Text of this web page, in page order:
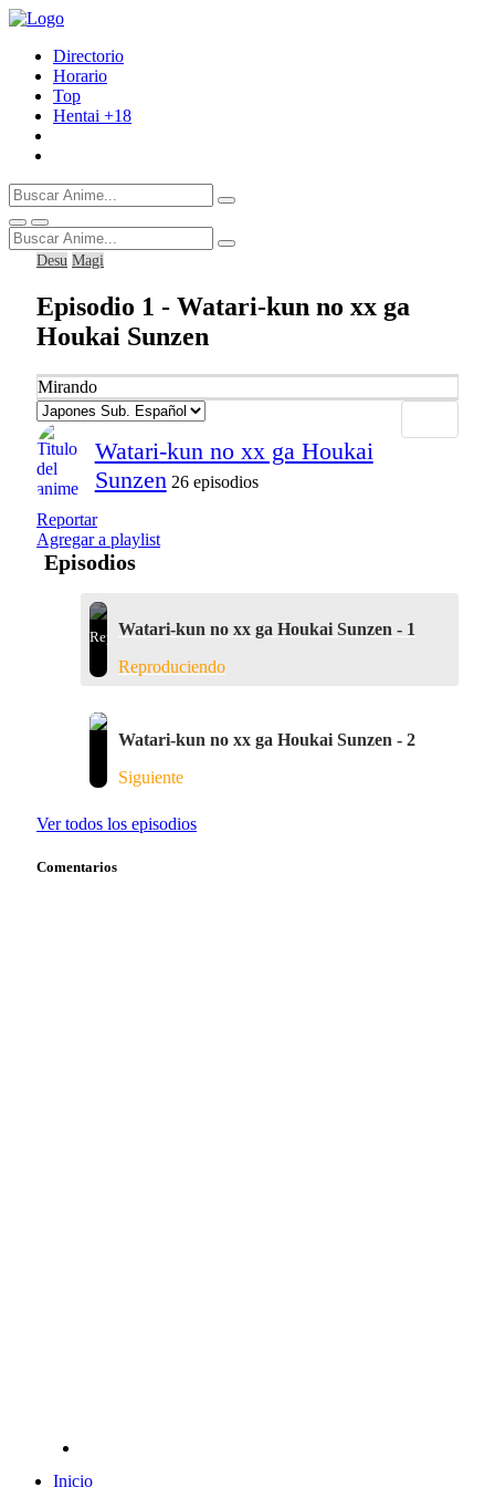
Directorio
Horario
Top
Hentai +18
Desu Magi
Episodio 1 - Watari-kun no xx ga
Houkai Sunzen
Mirando
Watari-kun no xx ga Houkai
Sunzen 26 episodios
Reportar
Agregar a playlist
Episodios
Watari-kun no xx ga Houkai Sunzen - 1
Reproduciendo
Watari-kun no xx ga Houkai Sunzen - 2
Siguiente
Ver todos los episodios
Comentarios
Inicio